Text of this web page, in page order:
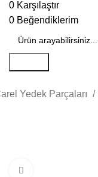
0 Karşılaştır
0 Beğendiklerim
Yedek Parçaları